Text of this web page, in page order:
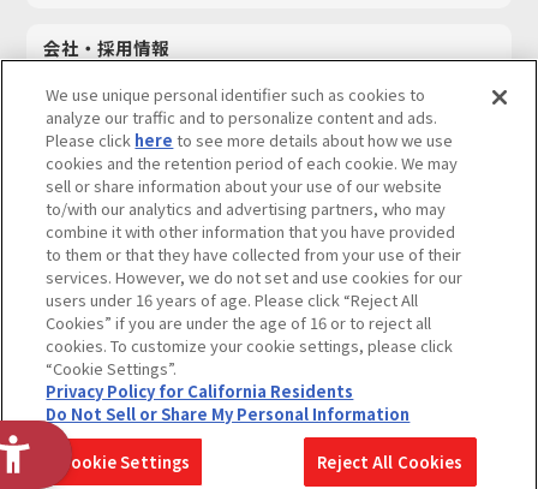
会社・採用情報
採用情報
サステナビリティ
お問い合わせ
ウェブサイトご利用条件 ソーシャルメディアポリシー
個人情報及び特定個人情報等の取り扱いに関する保護方針
Do Not Sell or Share My Personal Information著作権・商標について
カスタマーハラスメントに対する基本的な対応方針
コピーライト一覧を表示する
We use unique personal identifier such as cookies to
analyze our traffic and to personalize content and ads.
Please click here to see more details about how we use
cookies and the retention period of each cookie. We may
sell or share information about your use of our website
to/with our analytics and advertising partners, who may
combine it with other information that you have provided
to them or that they have collected from your use of their
services. However, we do not set and use cookies for our
users under 16 years of age. Please click “Reject All
Cookies” if you are under the age of 16 or to reject all
cookies. To customize your cookie settings, please click
“Cookie Settings”.
Privacy Policy for California Residents
Do Not Sell or Share My Personal Information
Cookie Settings Reject All Cookies